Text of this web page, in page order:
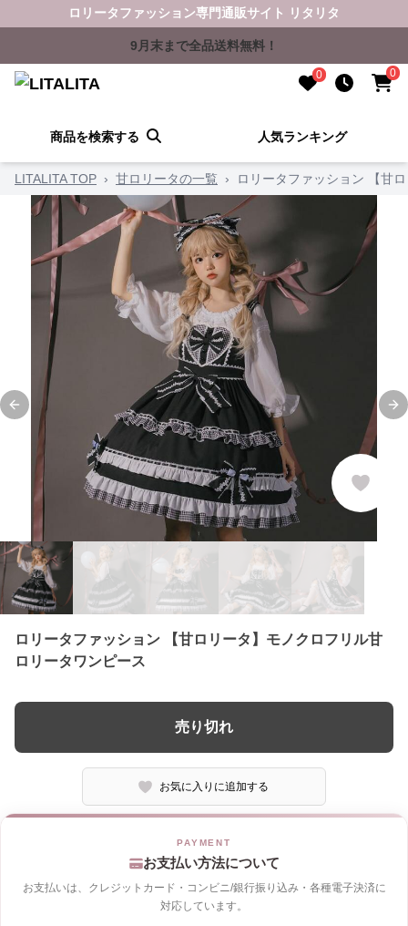
ロリータファッション専門通販サイト リタリタ
9月末まで全品送料無料！
0 0
商品を検索する 人気ランキング
LITALITA TOP › 甘ロリータの一覧 › ロリータファッション 【甘
Previous slide
ロリータファッション 【甘ロリータ】モノクロフリル甘
ロリータワンピース
売り切れ
お気に入りに追加する
お支払い方法について
お支払いは、クレジットカード・コンビニ/銀行振り込み・各種電子決済に
対応しています。